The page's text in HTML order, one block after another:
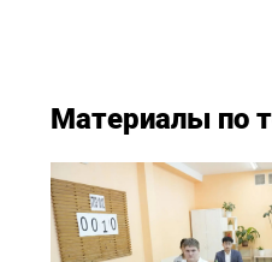
Материалы по